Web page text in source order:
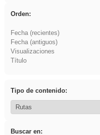
Orden:
Fecha (recientes)
Fecha (antiguos)
Visualizaciones
Título
Tipo de contenido:
Buscar en: